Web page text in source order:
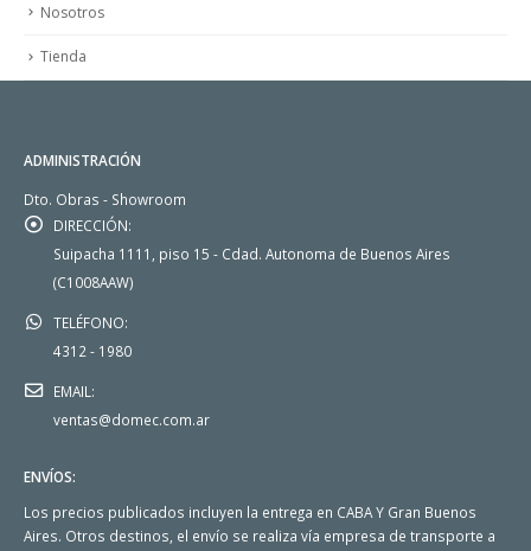
Nosotros
Tienda
ADMINISTRACIÓN
Dto. Obras - Showroom
DIRECCIÓN:
Suipacha 1111, piso 15 - Cdad. Autonoma de Buenos Aires
(C1008AAW)
TELÉFONO:
4312 - 1980
EMAIL:
ventas@domec.com.ar
ENVÍOS:
Los precios publicados incluyen la entrega en CABA Y Gran Buenos
Aires. Otros destinos, el envío se realiza vía empresa de transporte a